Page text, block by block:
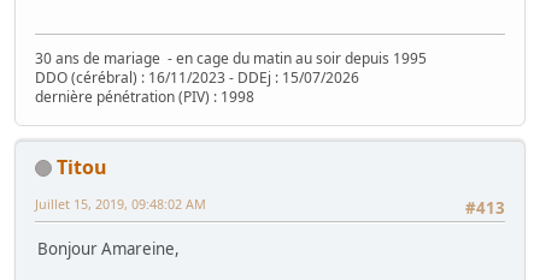
30 ans de mariage - en cage du matin au soir depuis 1995
DDO (cérébral) : 16/11/2023 - DDEj : 15/07/2026
dernière pénétration (PIV) : 1998
Titou
#413
Juillet 15, 2019, 09:48:02 AM
Bonjour Amareine,